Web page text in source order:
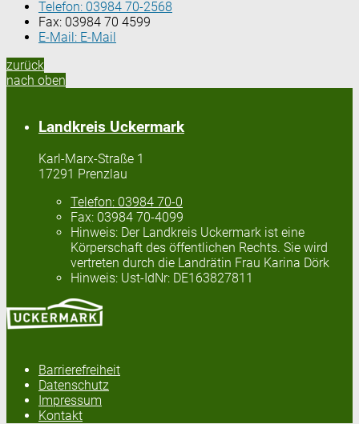
Telefon: 03984 70-2568
Fax: 03984 70 4599
E-Mail: E-Mail
zurück
nach oben
Landkreis Uckermark
Karl-Marx-Straße 1
17291 Prenzlau
Telefon: 03984 70-0
Fax: 03984 70-4099
Hinweis: Der Landkreis Uckermark ist eine
Körperschaft des öffentlichen Rechts. Sie wird
vertreten durch die Landrätin Frau Karina Dörk
Hinweis: Ust-IdNr: DE163827811
Barrierefreiheit
Datenschutz
Impressum
Kontakt